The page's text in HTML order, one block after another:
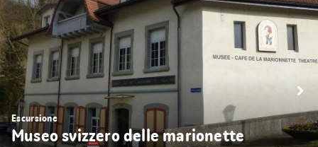
Escursione
Museo svizzero delle marionette